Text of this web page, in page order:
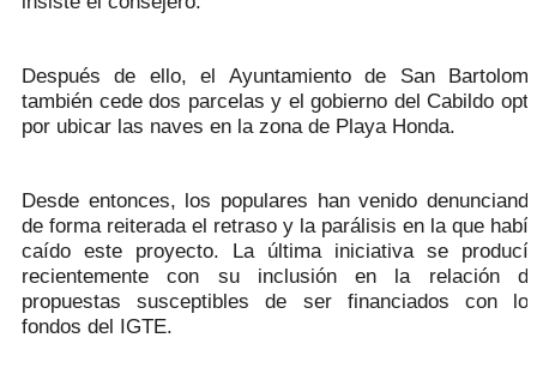
Después de ello, el Ayuntamiento de San
también cede dos parcelas y el gobierno del Cabildo
por ubicar las naves en la zona de Playa Honda.
Desde entonces, los populares han venido
de forma reiterada el retraso y la parálisis en la que
caído este proyecto. La última iniciativa se
recientemente con su inclusión en la relación
propuestas susceptibles de ser financiados con
fondos del IGTE.